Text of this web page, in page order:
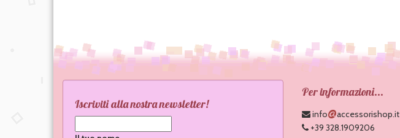
Iscriviti alla nostra newsletter!
Per informazioni...
info@accessorishop.it
+39 328.1909206